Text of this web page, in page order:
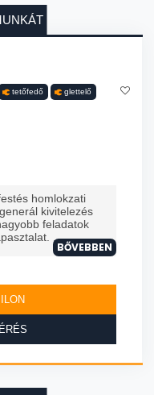
tetőfedő glettelő
homlokzati
kivitelezés
feladatok
...
BŐVEBBEN